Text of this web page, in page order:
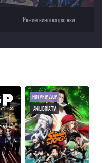
Режим кинотеатра:вкл
HDTVRIP 720P
ANILIBRIA.TV